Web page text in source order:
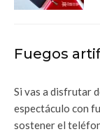
Fuegos
Si vas a disfrutar
espectáculo con
sostener el